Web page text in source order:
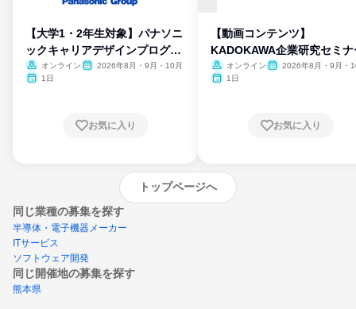
【大学1・2年生対象】パナソニ
ックキャリアデザインプログラ
ム
オンライン
2026年8月・9月・10月
1日
お気に入り
【動画コンテンツ】
KADOKAWA企業研究セミナ
オンライン
2026年8月・9月・
1日
お気に入り
トップページへ
同じ業種の募集を探す
半導体・電子機器メーカー
ITサービス
ソフトウェア開発
同じ開催地の募集を探す
熊本県